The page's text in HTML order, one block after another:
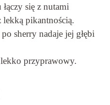
się z nutami
pikantnością.
sherry nadaje jej głębi
przyprawowy.